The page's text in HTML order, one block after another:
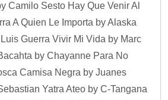
Camilo Sesto Hay Que Venir Al
A Quien Le Importa by Alaska
Guerra Vivir Mi Vida by Marc
by Chayanne Para No
Camisa Negra by Juanes
Yatra Ateo by C-Tangana